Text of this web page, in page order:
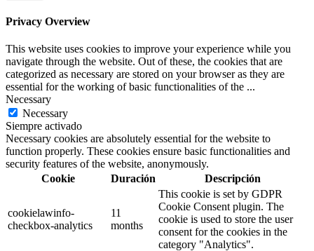
Privacy Overview
This website uses cookies to improve your experience while you
navigate through the website. Out of these, the cookies that are
categorized as necessary are stored on your browser as they are
essential for the working of basic functionalities of the ...
Necessary
Necessary
Siempre activado
Necessary cookies are absolutely essential for the website to
function properly. These cookies ensure basic functionalities and
security features of the website, anonymously.
Cookie
Duración Descripción
cookielawinfo-
checkbox-analytics
11
months
This cookie is set by GDPR
Cookie Consent plugin. The
cookie is used to store the user
consent for the cookies in the
category "Analytics".